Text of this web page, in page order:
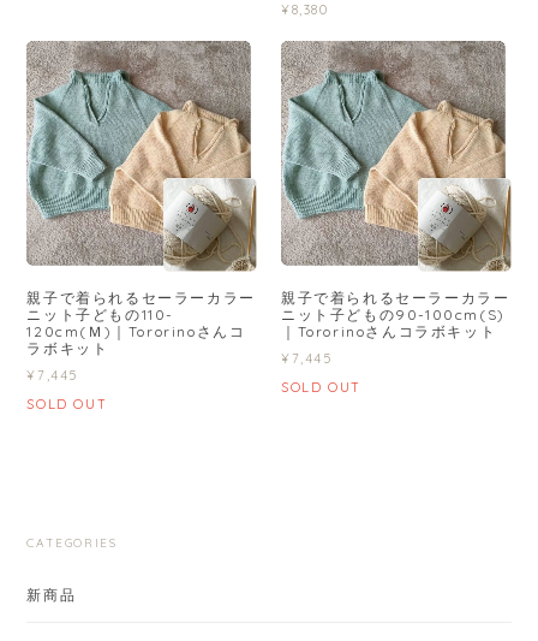
¥8,380
親子で着られるセーラーカラー
ニット子どもの110-
120cm(Ｍ)｜Tororinoさんコ
ラボキット
¥7,445
SOLD OUT
親子で着られるセーラーカラー
ニット子どもの90-100cm(S)
｜Tororinoさんコラボキット
¥7,445
SOLD OUT
CATEGORIES
新商品